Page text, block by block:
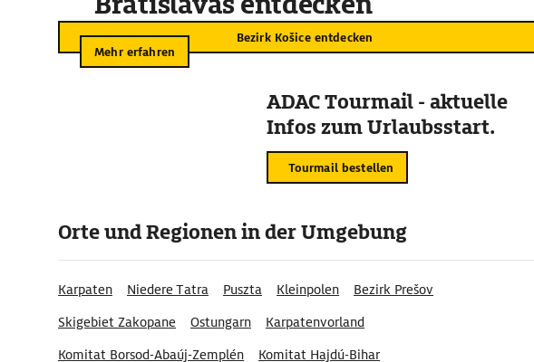
Bezirk Košice entdecken
Mehr erfahren
ADAC Tourmail - aktuelle
Infos zum Urlaubsstart.
Tourmail bestellen
Orte und Regionen in der Umgebung
Karpaten Niedere Tatra Puszta Kleinpolen
Bezirk Prešov
Skigebiet Zakopane
Ostungarn
Karpatenvorland
Komitat Borsod-Abaúj-Zemplén
Komitat Hajdú-Bihar